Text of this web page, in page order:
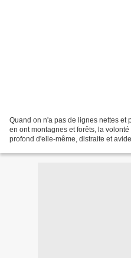
Quand on n'a pas de lignes nettes et
en ont montagnes et forêts, la
profond d'elle-même, distraite et